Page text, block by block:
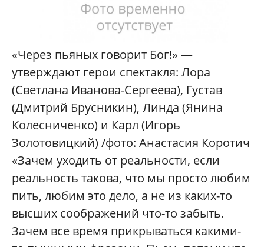
«Через пьяных говорит Бог!» —
утверждают герои спектакля: Лора
(Светлана Иванова-Сергеева), Густав
(Дмитрий Брусникин), Линда (Янина
Колесниченко) и Карл (Игорь
Золотовицкий) /фото: Анастасия Коротич
«Зачем уходить от реальности, если
реальность такова, что мы просто любим
пить, любим это дело, а не из каких-то
высших соображений что-то забыть.
Зачем все время прикрываться какими-